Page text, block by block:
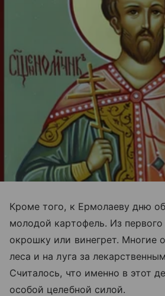
Кроме того, к Ермолаеву дню
молодой картофель. Из
окрошку или винегрет. Многие
леса и на луга за
Считалось, что именно в этот
особой целебной силой.